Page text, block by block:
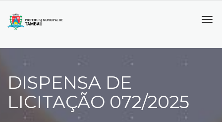
DISPENSA DE
LICITAÇÃO 072/2025